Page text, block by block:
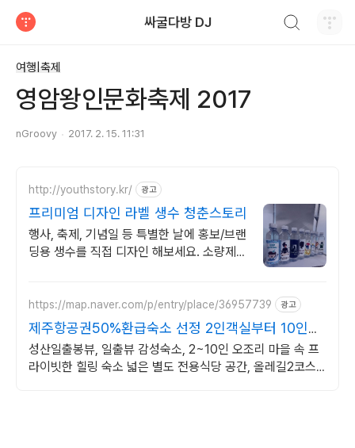
싸굴다방 DJ
여행|축제
영암왕인문화축제 2017
nGroovy 2017. 2. 15. 11:31
http://youthstory.kr/ 광고
프리미엄 디자인 라벨 생수 청춘스토리
행사, 축제, 기념일 등 특별한 날에 홍보/브랜
딩용 생수를 직접 디자인 해보세요. 소량제작
https://map.naver.com/p/entry/place/36957739 광고
제주항공권50%환급숙소 선정 2인객실부터 10인객
실 구성
성산일출봉뷰, 일출뷰 감성숙소, 2~10인 오조리 마을 속 프
라이빗한 힐링 숙소 넓은 별도 전용식당 공간, 올레길2코스